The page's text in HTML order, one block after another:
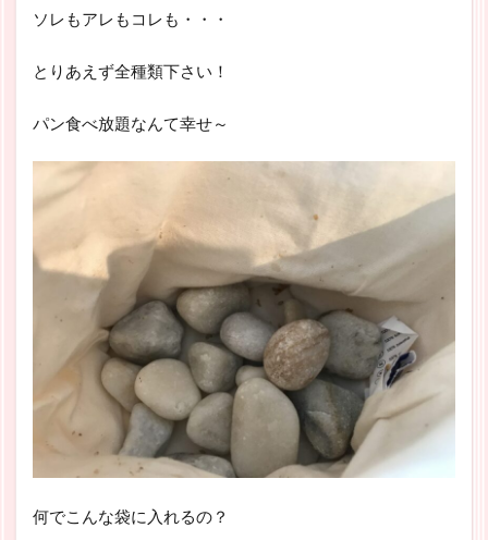
ソレもアレもコレも・・・
とりあえず全種類下さい！
パン食べ放題なんて幸せ～
何でこんな袋に入れるの？